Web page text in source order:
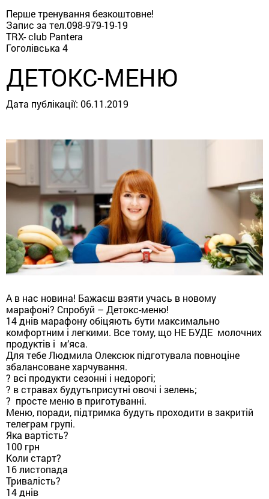
Перше тренування безкоштовне!
Запис за тел.098-979-19-19
TRX- club Pantera
Гоголівська 4
ДЕТОКС-МЕНЮ
Дата публікації: 06.11.2019
А в нас новина! Бажаєш взяти учась в новому
марафоні? Спробуй – Детокс-меню!
14 днів марафону обіцяють бути максимально
комфортним і легкими. Все тому, що НЕ БУДЕ молочних
продуктів і м’яса.
Для тебе Людмила Олексюк підготувала повноціне
збалансоване харчування.
? всі продукти сезонні і недорогі;
? в стравах будутьприсутні овочі і зелень;
? просте меню в приготуванні.
Меню, поради, підтримка будуть проходити в закритій
телеграм групі.
Яка вартість?
100 грн
Коли старт?
16 листопада
Тривалість?
14 днів